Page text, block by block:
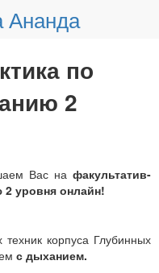
Ананда
по
2
Вас на факультатив-
уровня онлайн!
техник корпуса Глубинных
с дыханием.